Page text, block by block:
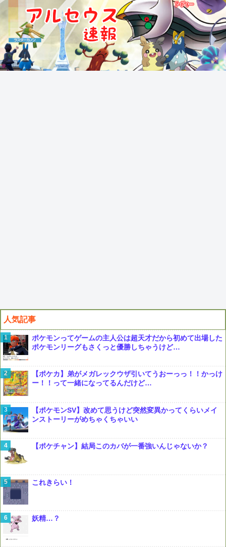
人気記事
ポケモンってゲームの主人公は超天才だから初めて出場した
ポケモンリーグもさくっと優勝しちゃうけど…
【ポケカ】弟がメガレックウザ引いてうおーっっ！！かっけ
ー！！って一緒になってるんだけど…
【ポケモンSV】改めて思うけど突然変異かってくらいメイ
ンストーリーがめちゃくちゃいい
【ポケチャン】結局このカバが一番強いんじゃないか？
これきらい！
妖精…？